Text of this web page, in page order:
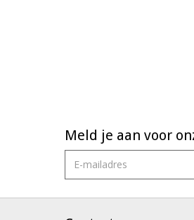
Meld je aan voor